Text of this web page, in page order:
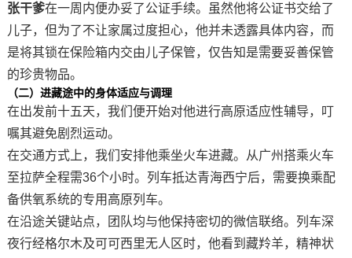
张干爹在一周内便办妥了公证手续。虽然他将公证书交给了
儿子，但为了不让家属过度担心，他并未透露具体内容，而
是将其锁在保险箱内交由儿子保管，仅告知是需要妥善保管
的珍贵物品。
（二） 进藏途中的身体适应与调理
在出发前十五天，我们便开始对他进行高原适应性辅导，叮
嘱其避免剧烈运动。
在交通方式上，我们安排他乘坐火车进藏。从广州搭乘火车
至拉萨全程需36个小时。列车抵达青海西宁后，需要换乘配
备供氧系统的专用高原列车。
在沿途关键站点，团队均与他保持密切的微信联络。列车深
夜行经格尔木及可可西里无人区时，他看到藏羚羊，精神状